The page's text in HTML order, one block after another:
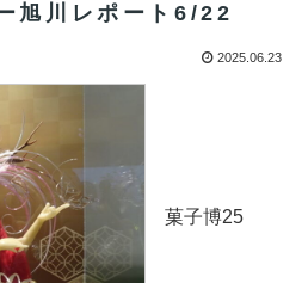
旭川レポート6/22
2025.06.23
菓子博25